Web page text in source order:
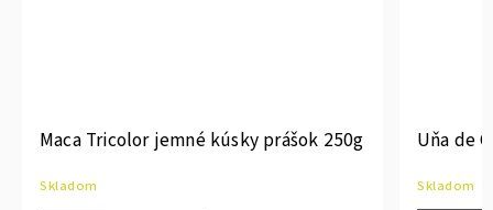
Maca Tricolor jemné kúsky prášok 250g
Skladom
Uňa de
Skladom